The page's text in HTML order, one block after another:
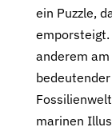
ein Puzzle,
anderem
marinen